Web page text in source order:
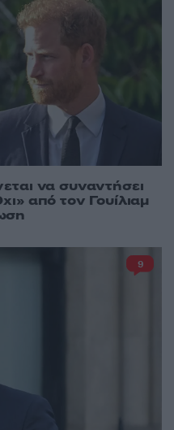
να συναντήσει
από τον Γουίλιαμ
9